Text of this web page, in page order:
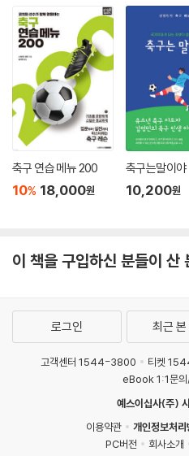
축구 연습 메뉴 200
10% 18,000원
축구는말이야
10,200원
이 책을 구입하신 분들이 산
로그인 최근
고객센터 1544-3800 티켓
eBook 1:1문의
예스이십사(주)
이용약관
개인정보처리
PC버전
회사소개